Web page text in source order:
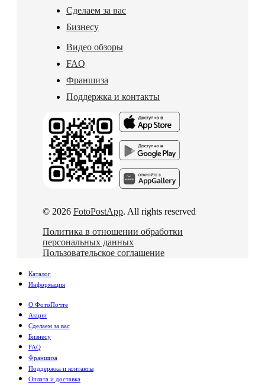
Сделаем за вас
Бизнесу
Видео обзоры
FAQ
Франшиза
Поддержка и контакты
© 2026 FotoPostApp. All rights reserved
Политика в отношении обработки
персональных данных
Пользовательское соглашение
Каталог
Информация
О ФотоПочте
Акции
Сделаем за вас
Бизнесу
FAQ
Франшиза
Поддержка и контакты
Оплата и доставка